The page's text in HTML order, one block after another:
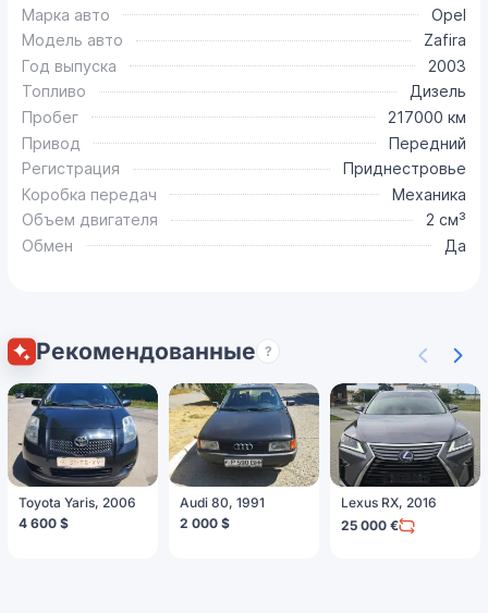
Марка авто
Opel
Модель авто
Zafira
Год выпуска
2003
Топливо
Дизель
Пробег
217000 км
Привод
Передний
Регистрация
Приднестровье
Коробка передач
Механика
Объем двигателя
2 см³
Обмен
Да
Рекомендованные ?
Toyota Yaris, 2006
4 600 $
Audi 80, 1991
2 000 $
Lexus RX, 2016
25 000 €